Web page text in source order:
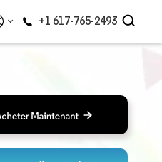
+1 617-765-2493